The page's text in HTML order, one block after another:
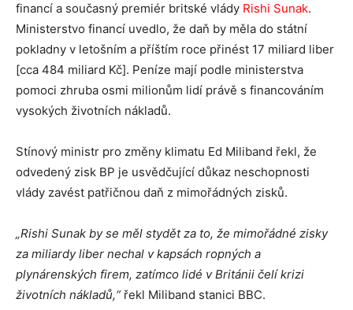
financí a současný premiér britské vlády Rishi Sunak.
Ministerstvo financí uvedlo, že daň by měla do státní
pokladny v letošním a příštím roce přinést 17 miliard liber
[cca 484 miliard Kč]. Peníze mají podle ministerstva
pomoci zhruba osmi milionům lidí právě s financováním
vysokých životních nákladů.
Stínový ministr pro změny klimatu Ed Miliband řekl, že
odvedený zisk BP je usvědčující důkaz neschopnosti
vlády zavést patřičnou daň z mimořádných zisků.
„Rishi Sunak by se měl stydět za to, že mimořádné zisky
za miliardy liber nechal v kapsách ropných a
plynárenských firem, zatímco lidé v Británii čelí krizi
životních nákladů,“řekl Miliband stanici BBC.